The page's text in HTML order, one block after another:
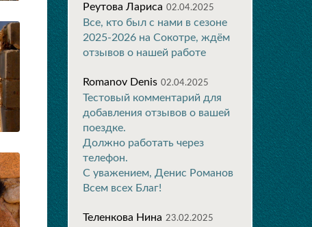
Реутова Лариса 02.04.2025
Все, кто был с нами в сезоне
2025-2026 на Сокотре, ждём
отзывов о нашей работе
Romanov Denis 02.04.2025
Тестовый комментарий для
добавления отзывов о вашей
поездке.
Должно работать через
телефон.
С уважением, Денис Романов
Всем всех Благ!
Теленкова Нина 23.02.2025